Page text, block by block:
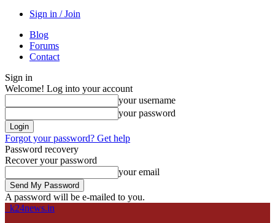
Sign in / Join
Blog
Forums
Contact
Sign in
Welcome! Log into your account
your username
your password
Forgot your password? Get help
Password recovery
Recover your password
your email
A password will be e-mailed to you.
k24news.in